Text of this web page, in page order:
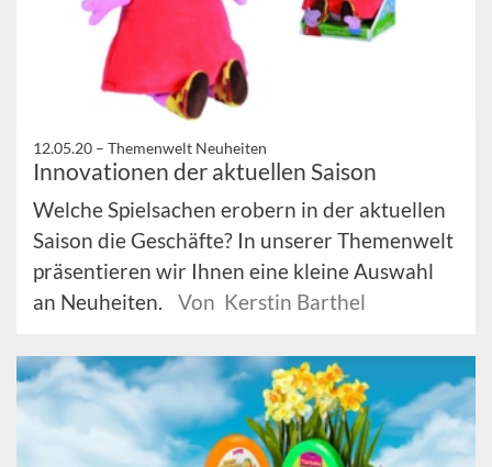
12.05.20 – Themenwelt Neuheiten
Innovationen der aktuellen Saison
Welche Spielsachen erobern in der aktuellen
Saison die Geschäfte? In unserer Themenwelt
präsentieren wir Ihnen eine kleine Auswahl
an Neuheiten.
Von Kerstin Barthel